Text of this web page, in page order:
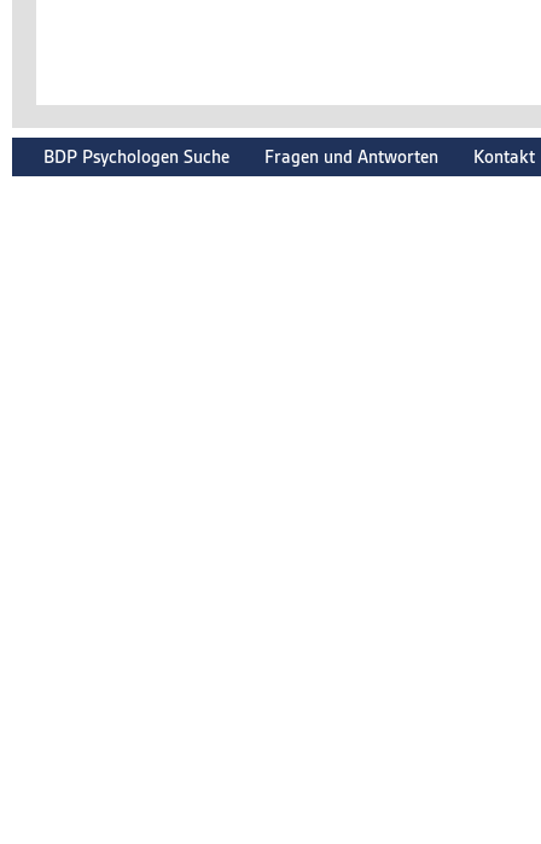
BDP Psychologen Suche Fragen und Antworten Kontakt